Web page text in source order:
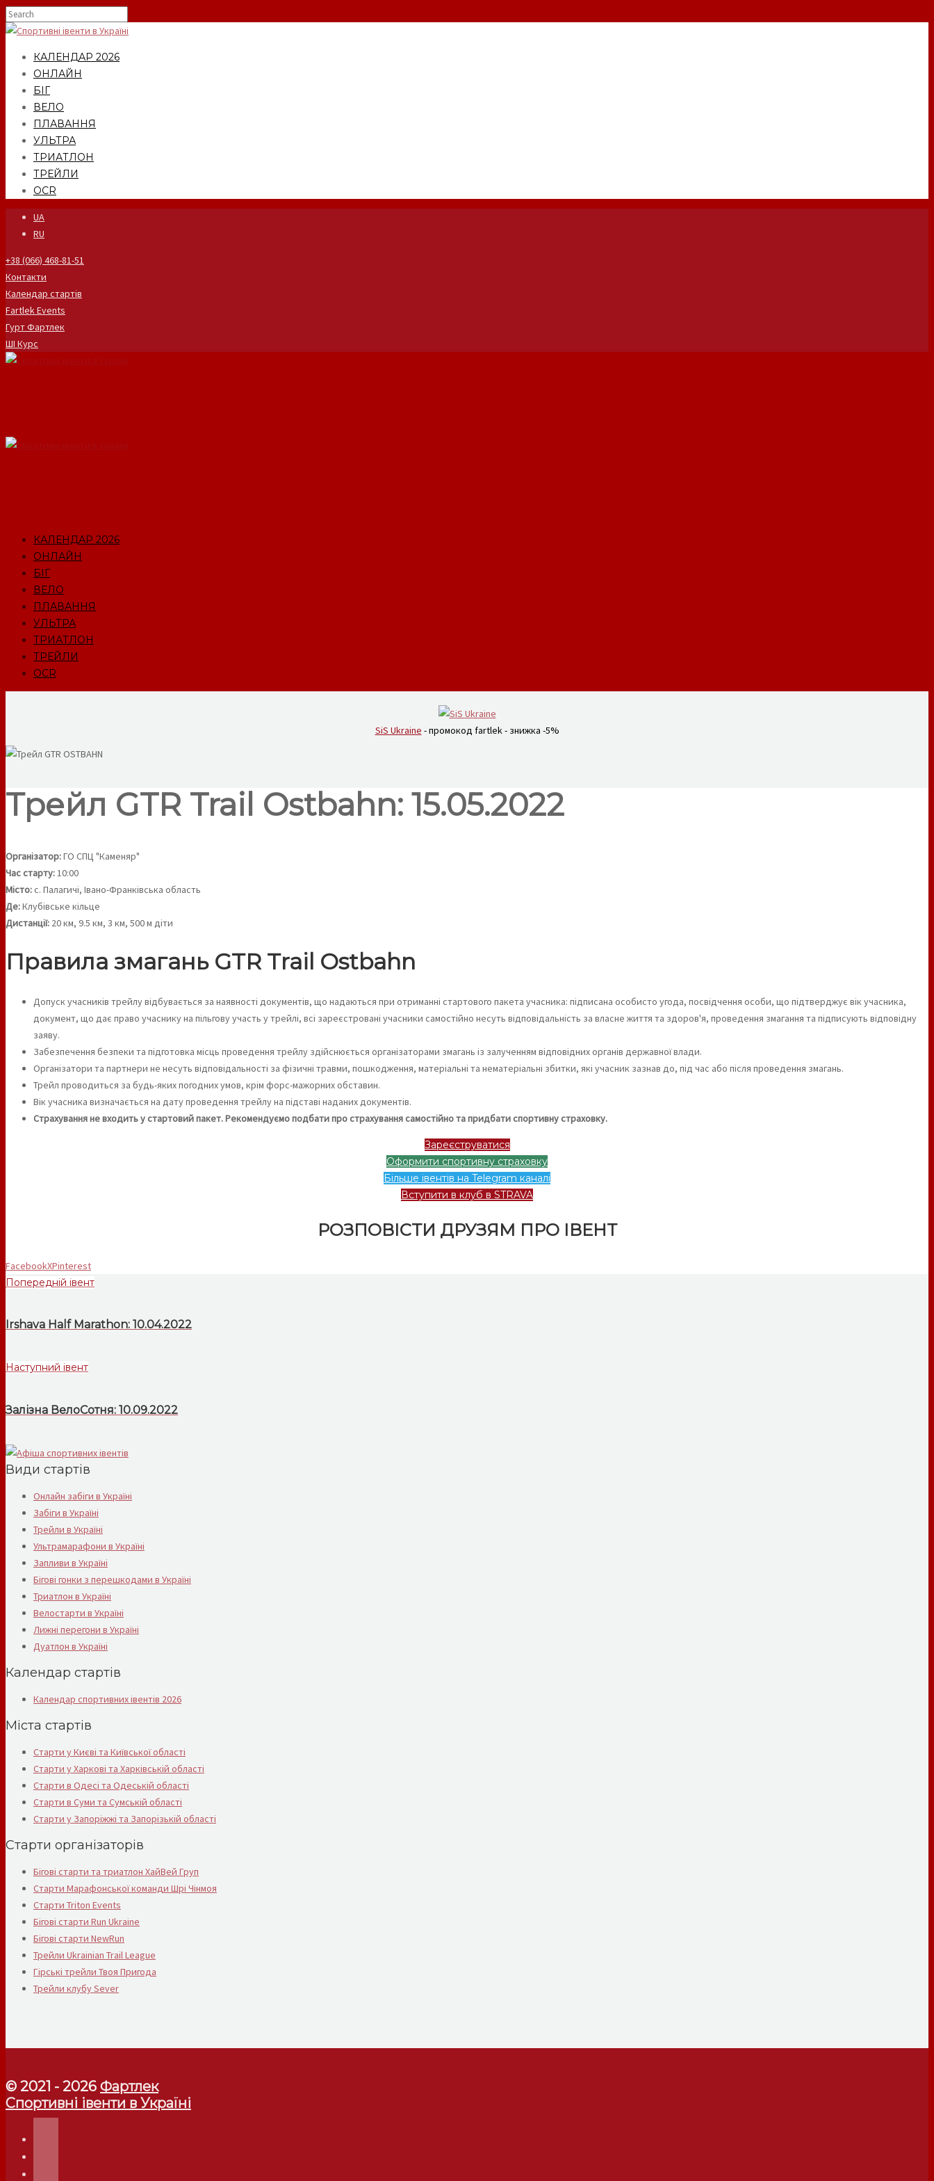
КАЛЕНДАР 2026
ОНЛАЙН
БІГ
ВЕЛО
ПЛАВАННЯ
УЛЬТРА
ТРИАТЛОН
ТРЕЙЛИ
OCR
UA
RU
+38 (066) 468-81-51
Контакти
Календар стартів
Fartlek Events
Гурт Фартлек
ШІ Курс
КАЛЕНДАР 2026
ОНЛАЙН
БІГ
ВЕЛО
ПЛАВАННЯ
УЛЬТРА
ТРИАТЛОН
ТРЕЙЛИ
OCR
SiS Ukraine - промокод fartlek - знижка -5%
Трейл GTR Trail Ostbahn: 15.05.2022
Організатор:ГО СПЦ "Каменяр"
Час старту:10:00
Місто:с. Палагичі, Івано-Франківська область
Де:Клубівське кільце
Дистанції: 20 км, 9.5 км, 3 км, 500 м діти
Правила змагань GTR Trail Ostbahn
Допуск учасників трейлу відбувається за наявності документів, що надаються при отриманні стартового пакета учасника: підписана особисто угода, посвідчення особи, що підтверджує вік учасника,
документ, що дає право учаснику на пільгову участь у трейлі, всі зареєстровані учасники самостійно несуть відповідальність за власне життя та здоров'я, проведення змагання та підписують відповідну
заяву.
Забезпечення безпеки та підготовка місць проведення трейлу здійснюється організаторами змагань із залученням відповідних органів державної влади.
Організатори та партнери не несуть відповідальності за фізичні травми, пошкодження, матеріальні та нематеріальні збитки, які учасник зазнав до, під час або після проведення змагань.
Трейл проводиться за будь-яких погодних умов, крім форс-мажорних обставин.
Вік учасника визначається на дату проведення трейлу на підставі наданих документів.
Страхування не входить у стартовий пакет. Рекомендуємо подбати про страхування самостійно та придбати спортивну страховку.
Зареєструватися
Оформити спортивну страховку
Більше івентів на Telegram каналі
Вступити в клуб в STRAVA
РОЗПОВІСТИ ДРУЗЯМ ПРО ІВЕНТ
FacebookXPinterest
Попередній івент
Irshava Half Marathon: 10.04.2022
Наступний івент
Залізна ВелоСотня: 10.09.2022
Види стартів
Онлайн забіги в Україні
Забіги в Україні
Трейли в Україні
Ультрамарафони в Україні
Запливи в Україні
Бігові гонки з перешкодами в Україні
Триатлон в Україні
Велостарти в Україні
Лижні перегони в Україні
Дуатлон в Україні
Календар стартів
Календар спортивних івентів 2026
Міста стартів
Старти у Києві та Київської області
Старти у Харкові та Харківській області
Старти в Одесі та Одеській області
Старти в Суми та Сумській області
Старти у Запоріжжі та Запорізькій області
Старти організаторів
Бігові старти та триатлон ХайВей Груп
Старти Марафонської команди Шрі Чінмоя
Старти Triton Events
Бігові старти Run Ukraine
Бігові старти NewRun
Трейли Ukrainian Trail League
Гірські трейли Твоя Пригода
Трейли клубу Sever
© 2021 - 2026 Фартлек
Спортивні івенти в Україні